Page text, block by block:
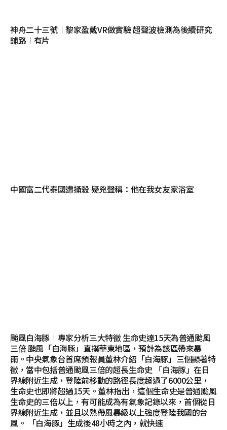
神舟二十三號︱黎家盈戴VR做實驗 超聲波檢測為後續研究
鋪路︱有片
中國富二代泰國遭捅殺 疑兇聲稱：他在我女友家浴室
颱風白海豚︱專家分析三大特徵 生命史達15天為普通颱風
三倍 颱風「白海豚」直撲華東地區，預計為該區帶來暴
雨。中央氣象台首席預報員董林介紹「白海豚」三個顯著特
徵，當中包括普通颱風三倍的超長生命史 「白海豚」在日
界線附近生成，登陸前移動的路徑長度超過了6000公里，
生命史也即將超過15天。董林指出，這個生命史是普通颱風
生命史的三倍以上，有可能成為有氣象記錄以來，首個從日
界線附近生成，並且以熱帶風暴級以上強度登陸我國的台
風。 「白海豚」生成後48小時之內，就快速